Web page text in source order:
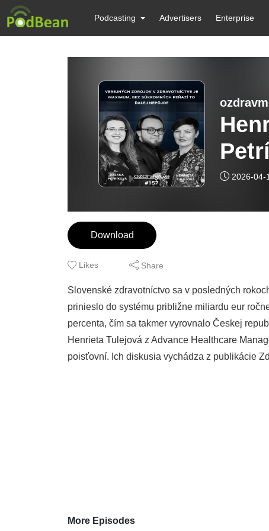
Podcasting Advertisers Enterprise
v2026-04-
Download
Likes Share
Slovenské zdravotníctvo sa v posledných
prinieslo do systému približne miliardu eur
percenta, čím sa takmer vyrovnalo Českej
Henrieta Tulejová z Advance Healthcare
poisťovní. Ich diskusia vychádza z publikácie
More Episodes